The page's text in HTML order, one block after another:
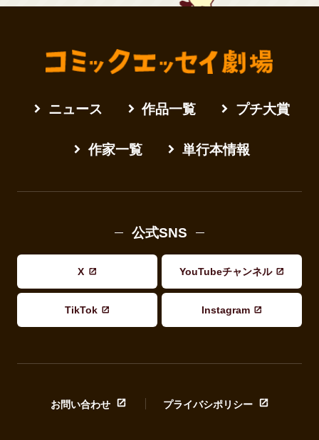
ニュース 作品一覧 プチ大賞
作家一覧 単行本情報
公式SNS
X YouTubeチャンネル
TikTok Instagram
お問い合わせ プライバシポリシー